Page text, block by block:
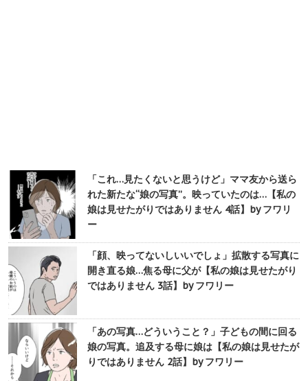
「これ…見たくないと思うけど」ママ友から送ら
れた新たな“娘の写真”。映っていたのは…【私の
娘は見せたがりではありません 4話】by フワリ
ー
「顔、映ってないしいいでしょ」拡散する写真に
開き直る娘…焦る母に父が【私の娘は見せたがり
ではありません 3話】by フワリー
「あの写真…どういうこと？」子どもの間に回る
娘の写真。追及する母に娘は【私の娘は見せたが
りではありません 2話】by フワリー